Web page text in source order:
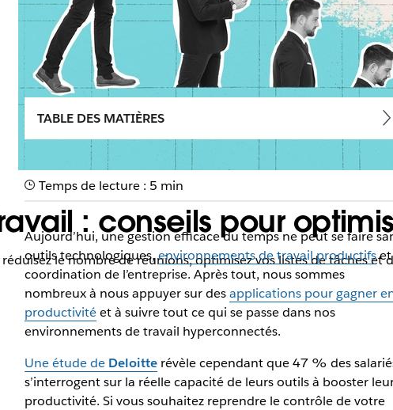
: conseils pour
le nombre de réunions, optimisez vos listes de tâches et
TABLE DES MATIÈRES
Temps de lecture : 5 min
Aujourd’hui, une gestion efficace du temps ne peut se faire
outils technologiques,environnements de travail productifset
coordination de l’entreprise. Après tout, nous sommes
nombreux à nous appuyer sur desapplications pour gagner
productivitéet à suivre tout ce qui se passe dans nos
environnements de travail hyperconnectés.
Une étude de Deloitterévèle cependant que 47 % des
s’interrogent sur la réelle capacité de leurs outils à booster
productivité. Si vous souhaitez reprendre le contrôle de votre